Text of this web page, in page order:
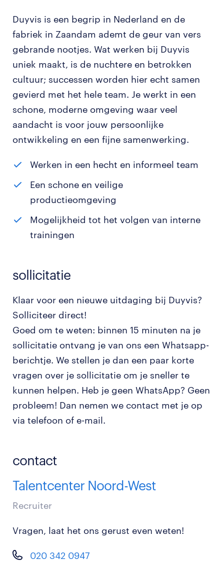
Duyvis is een begrip in Nederland en de
fabriek in Zaandam ademt de geur van vers
gebrande nootjes. Wat werken bij Duyvis
uniek maakt, is de nuchtere en betrokken
cultuur; successen worden hier echt samen
gevierd met het hele team. Je werkt in een
schone, moderne omgeving waar veel
aandacht is voor jouw persoonlijke
ontwikkeling en een fijne samenwerking.
Werken in een hecht en informeel team
Een schone en veilige
productieomgeving
Mogelijkheid tot het volgen van interne
trainingen
sollicitatie
Klaar voor een nieuwe uitdaging bij Duyvis?
Solliciteer direct!
Goed om te weten: binnen 15 minuten na je
sollicitatie ontvang je van ons een Whatsapp-
berichtje. We stellen je dan een paar korte
vragen over je sollicitatie om je sneller te
kunnen helpen. Heb je geen WhatsApp? Geen
probleem! Dan nemen we contact met je op
via telefoon of e-mail.
contact
Talentcenter Noord-West
Recruiter
Vragen, laat het ons gerust even weten!
020 342 0947